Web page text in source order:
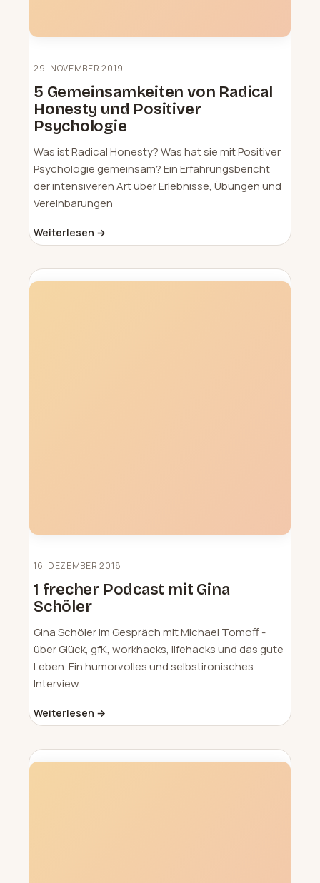
29. NOVEMBER 2019
5 Gemeinsamkeiten von Radical
Honesty und Positiver
Psychologie
Was ist Radical Honesty? Was hat sie mit Positiver
Psychologie gemeinsam? Ein Erfahrungsbericht
der intensiveren Art über Erlebnisse, Übungen und
Vereinbarungen
Weiterlesen →
16. DEZEMBER 2018
1 frecher Podcast mit Gina
Schöler
Gina Schöler im Gespräch mit Michael Tomoff -
über Glück, gfK, workhacks, lifehacks und das gute
Leben. Ein humorvolles und selbstironisches
Interview.
Weiterlesen →